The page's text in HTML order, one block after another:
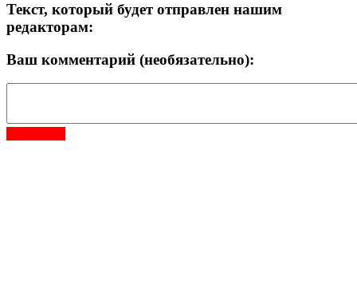
Текст, который будет отправлен нашим
редакторам:
Ваш комментарий (необязательно):